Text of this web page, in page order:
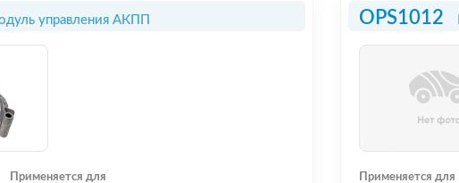
управления АКПП
Применяется для
OPS1012
Применяется для